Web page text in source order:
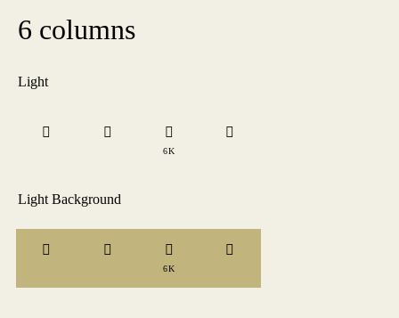
6 columns
Light
6K
Light Background
6K